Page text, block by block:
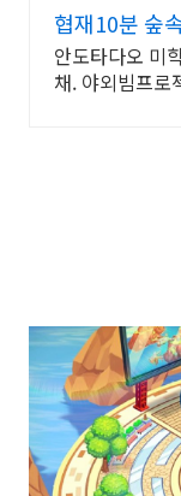
협재10분 숲
도타다오 미
안도타다오 미
채. 야외빔프로